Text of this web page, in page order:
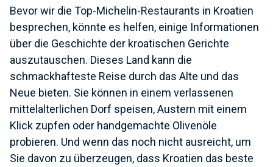
Bevor wir die Top-Michelin-Restaurants in Kroatien
besprechen, könnte es helfen, einige Informationen
über die Geschichte der kroatischen Gerichte
auszutauschen. Dieses Land kann die
schmackhafteste Reise durch das Alte und das
Neue bieten. Sie können in einem verlassenen
mittelalterlichen Dorf speisen, Austern mit einem
Klick zupfen oder handgemachte Olivenöle
probieren. Und wenn das noch nicht ausreicht, um
Sie davon zu überzeugen, dass Kroatien das beste